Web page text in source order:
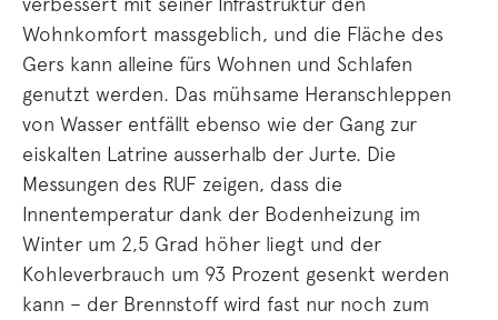
Wohnkomfort massgeblich, und die Fläche des
Gers kann alleine fürs Wohnen und Schlafen
genutzt werden. Das mühsame Heranschleppen
von Wasser entfällt ebenso wie der Gang zur
eiskalten Latrine ausserhalb der Jurte. Die
Messungen des RUF zeigen, dass die
Innentemperatur dank der Bodenheizung im
Winter um 2,5 Grad höher liegt und der
Kohleverbrauch um 93 Prozent gesenkt werden
kann – der Brennstoff wird fast nur noch zum